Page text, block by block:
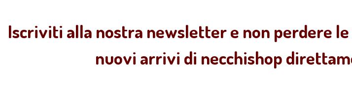
Iscriviti alla nostra newsletter e non perdere
nuovi arrivi di necchishop